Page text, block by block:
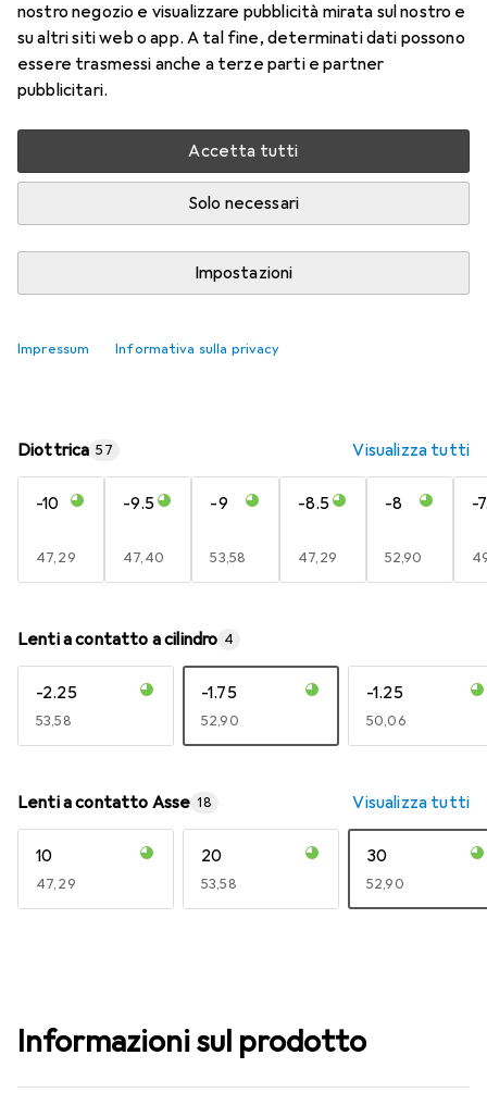
nostro negozio e visualizzare pubblicità mirata sul nostro e
su altri siti web o app. A tal fine, determinati dati possono
essere trasmessi anche a terze parti e partner
pubblicitari.
Accetta tutti
Solo necessari
Impostazioni
Impressum Informativa sulla privacy
Prezzo in EUR IVA incl.
Consegna tra lun, 17/8 e mer, 19/8
Più di 10 pezzi in stock presso il fornitore
Aggiungi al carrello
Diottrica 57 Visualizza tutti
-10
EUR
47,29
-9.5
EUR
47,40
-9
EUR
53,58
-8.5
EUR
47,29
-8
EUR
52,90
-
Lenti a contatto a cilindro 4
-2.25
EUR
53,58
-1.75
EUR
52,90
-1.25
EUR
50,06
Lenti a contatto Asse 18 Visualizza tutti
10
EUR
47,29
20
EUR
53,58
30
EUR
52,90
Informazioni sul prodotto